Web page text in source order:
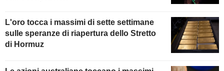
L'oro tocca i massimi di sette settimane
sulle speranze di riapertura dello Stretto
di Hormuz